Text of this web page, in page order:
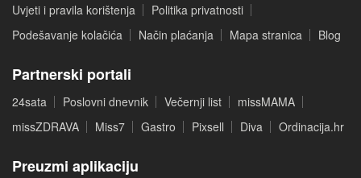
Uvjeti i pravila korištenja
Politika privatnosti
Podešavanje kolačića
Način plaćanja Mapa stranica Blog
Partnerski portali
24sata Poslovni dnevnik Večernji list
missMAMA
missZDRAVA
Miss7 Gastro Pixsell Diva Ordinacija.hr
Preuzmi aplikaciju